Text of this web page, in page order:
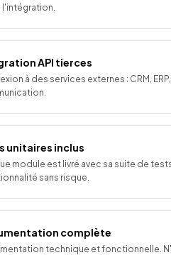
l'intégration.
API tierces
à des services externes : CRM,
unitaires inclus
module est livré avec sa suite de
sans risque.
complète
technique et fonctionnelle.